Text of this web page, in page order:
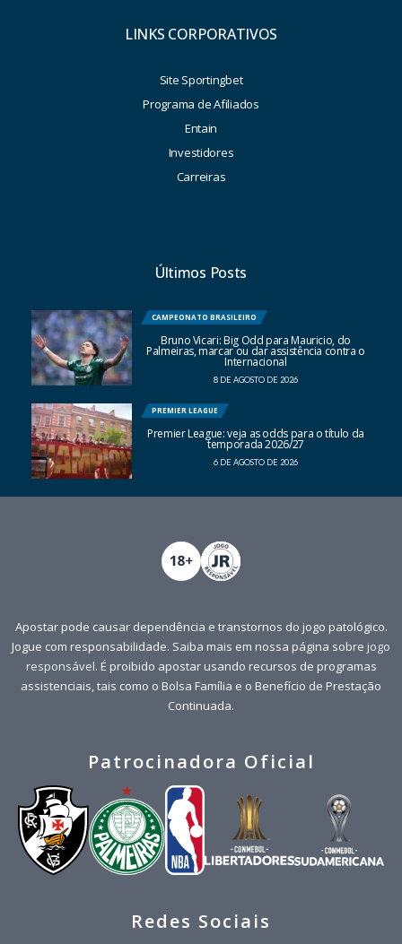
LINKS CORPORATIVOS
Site Sportingbet
Programa de Afiliados
Entain
Investidores
Carreiras
Últimos Posts
CAMPEONATO BRASILEIRO
Bruno Vicari: Big Odd para Mauricio, do
Palmeiras, marcar ou dar assistência contra o
Internacional
8 DE AGOSTO DE 2026
PREMIER LEAGUE
Premier League: veja as odds para o título da
temporada 2026/27
6 DE AGOSTO DE 2026
Apostar pode causar dependência e transtornos do jogo patológico.
Jogue com responsabilidade. Saiba mais em nossa página sobre jogo
responsável. É proibido apostar usando recursos de programas
assistenciais, tais como o Bolsa Família e o Benefício de Prestação
Continuada.
Patrocinadora Oficial
Redes Sociais